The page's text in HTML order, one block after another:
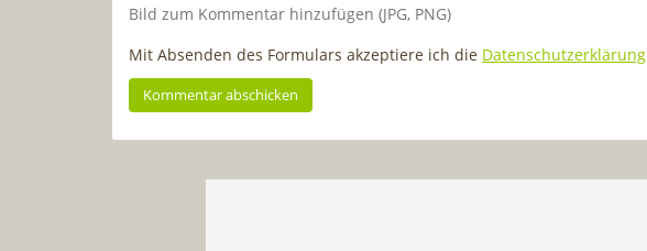
Bild zum Kommentar hinzufügen (JPG, PNG)
Mit Absenden des Formulars akzeptiere ich die Datenschutzerklärung